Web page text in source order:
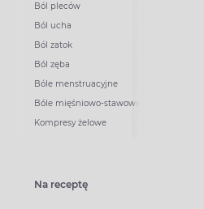
Ból pleców
Ból ucha
Ból zatok
Ból zęba
Bóle menstruacyjne
Bóle mięśniowo-stawowe
Kompresy żelowe
Na receptę